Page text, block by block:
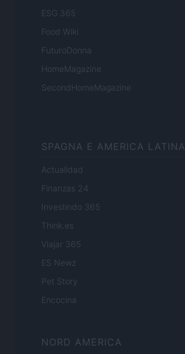
ESG 365
Food Wiki
FuturoDonna
HomeMagazine
SecondHomeMagazine
SPAGNA E AMERICA LATINA
Actualidad
Finanzas 24
Investindo 365
Think.es
Viajar 365
ES Newz
Pet Story
Encocina
NORD AMERICA